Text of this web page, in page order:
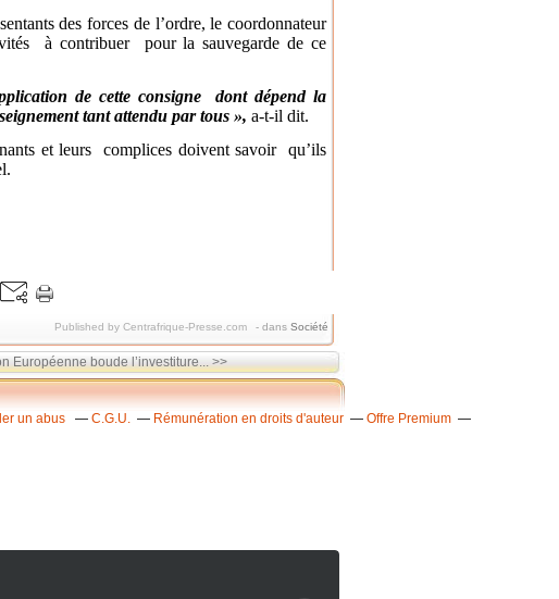
des forces de l’ordre, le coordonnateur
à contribuer pour la sauvegarde de ce
de cette consigne dont dépend la
tant attendu par tous », a-t-il dit.
et leurs complices doivent savoir qu’ils
Published by Centrafrique-Presse.com - dans Société
Européenne boude l’investiture... >>
un abus C.G.U. Rémunération en droits d'auteur
Offre Premium